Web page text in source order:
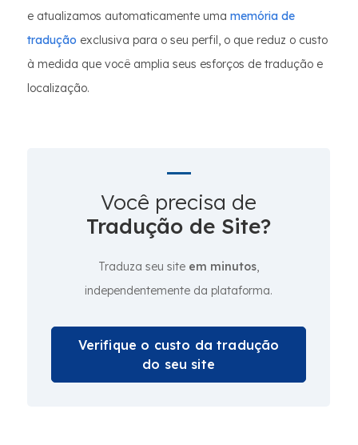
e atualizamos automaticamente uma memória de
tradução exclusiva para o seu perfil, o que reduz o custo
à medida que você amplia seus esforços de tradução e
localização.
Você precisa de
Tradução de Site?
Traduza seu site em minutos,
independentemente da plataforma.
Verifique o custo da tradução
do seu site